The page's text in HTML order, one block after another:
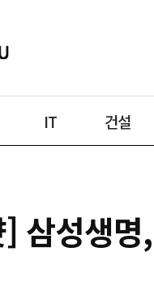
IT 건설
삼성생